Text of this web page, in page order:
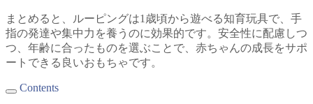
まとめると、ルーピングは1歳頃から遊べる知育玩具で、手
指の発達や集中力を養うのに効果的です。安全性に配慮しつ
つ、年齢に合ったものを選ぶことで、赤ちゃんの成長をサポ
ートできる良いおもちゃです。
Contents